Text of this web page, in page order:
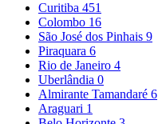
Curitiba 451
Colombo 16
São José dos Pinhais 9
Piraquara 6
Rio de Janeiro 4
Uberlândia 0
Almirante Tamandaré 6
Araguari 1